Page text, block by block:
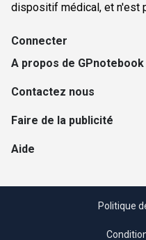
dispositif médical, et n'est
Connecter
A propos de GPnotebook
Contactez nous
Faire de la publicité
Aide
Politique